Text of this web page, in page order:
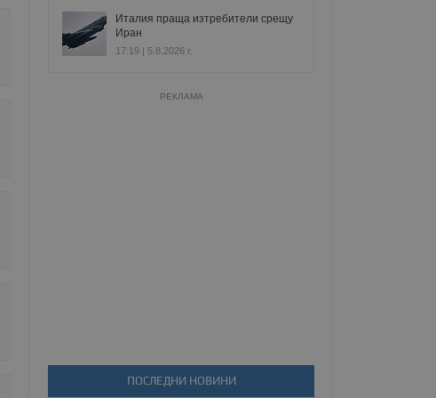
Италия праща изтребители срещу
Иран
17:19 | 5.8.2026 г.
РЕКЛАМА
ПОСЛЕДНИ НОВИНИ